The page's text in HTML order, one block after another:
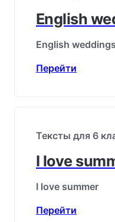
English
English weddings
Перейти
Тексты для 6
I love
I love summer
Перейти